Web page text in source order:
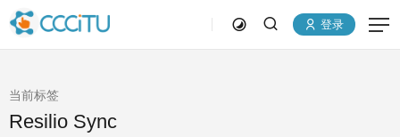
登录
当前标签
Resilio Sync